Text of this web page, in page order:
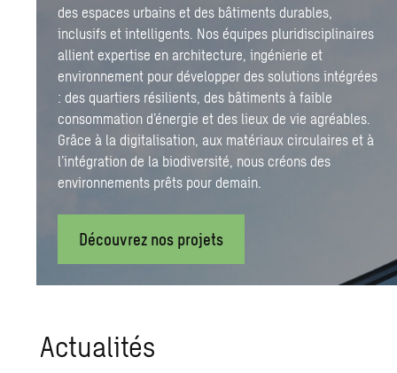
des espaces urbains et des bâtiments durables,
inclusifs et intelligents. Nos équipes pluridisciplinaires
allient expertise en architecture, ingénierie et
environnement pour développer des solutions intégrées
: des quartiers résilients, des bâtiments à faible
consommation d’énergie et des lieux de vie agréables.
Grâce à la digitalisation, aux matériaux circulaires et à
l’intégration de la biodiversité, nous créons des
environnements prêts pour demain.
Découvrez nos projets
Actualités